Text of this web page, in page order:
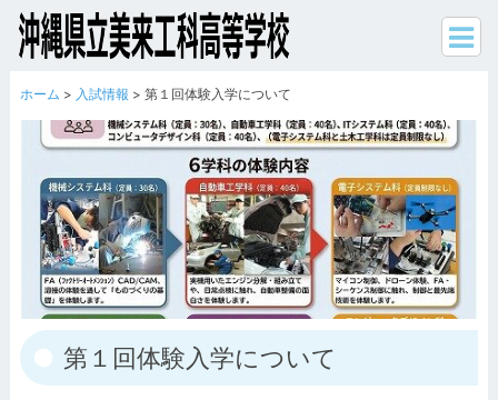
ホーム > 入試情報 > 第１回体験入学について
第１回体験入学について